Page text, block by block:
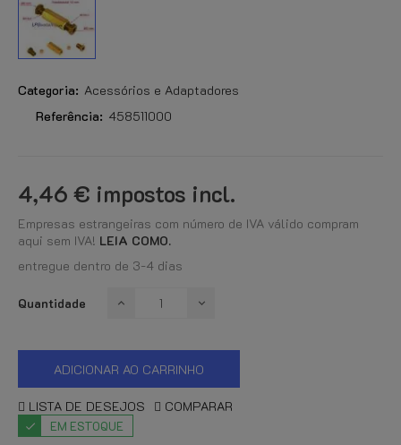
Categoria: Acessórios e Adaptadores
Referência: 458511000
4,46 € impostos incl.
Empresas estrangeiras com número de IVA válido compram
aqui sem IVA! LEIA COMO.
entregue dentro de 3-4 dias
Quantidade
ADICIONAR AO CARRINHO
LISTA DE DESEJOS COMPARAR
EM ESTOQUE